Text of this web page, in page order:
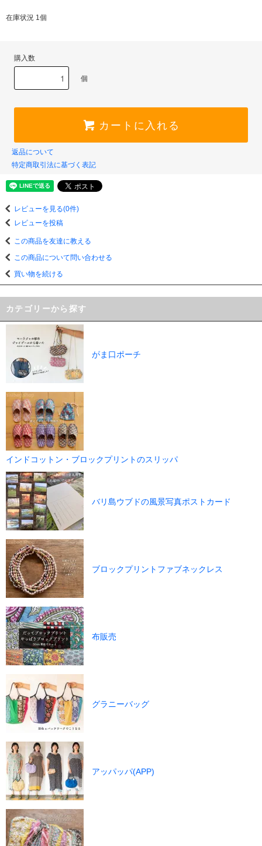
在庫状況 1個
購入数
個
カートに入れる
返品について
特定商取引法に基づく表記
レビューを見る(0件)
レビューを投稿
この商品を友達に教える
この商品について問い合わせる
買い物を続ける
カテゴリーから探す
がま口ポーチ
インドコットン・ブロックプリントのスリッパ
バリ島ウブドの風景写真ポストカード
ブロックプリントファブネックレス
布販売
グラニーバッグ
アッパッパ(APP)